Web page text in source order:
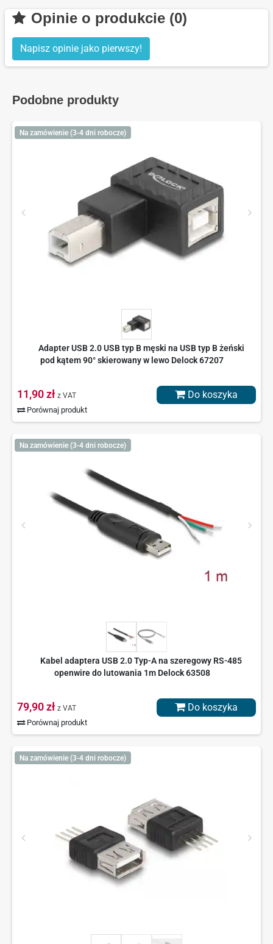
Opinie o produkcie (0)
Napisz opinie jako pierwszy!
Podobne produkty
Na zamówienie (3-4 dni robocze)
Adapter USB 2.0 USB typ B męski na USB typ B żeński
pod kątem 90° skierowany w lewo Delock 67207
11,90 zł z VAT
Porównaj produkt
Do koszyka
Na zamówienie (3-4 dni robocze)
Kabel adaptera USB 2.0 Typ-A na szeregowy RS-485
openwire do lutowania 1m Delock 63508
79,90 zł z VAT
Porównaj produkt
Do koszyka
Na zamówienie (3-4 dni robocze)